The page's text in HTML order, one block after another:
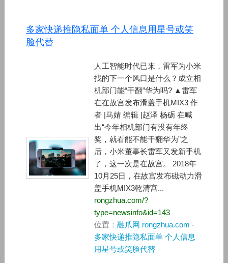
多家快递推隐私面单 个人信息用星号或笑
脸代替
人工智能时代已来，雷军为小米
找的下一个风口是什么？成立相
机部门能“干翻”华为吗? ▲雷军
在在故宫发布滑盖手机MIX3 作
者 |马婧 编辑 |赵泽 杨砺 在喊
出“今年相机部门有没有年终
奖，就看能不能干翻华为”之
后，小米董事长雷军又发新手机
了，这一次是在故宫。 2018年
10月25日，在故宫发布磁动力滑
盖手机MIX3乾清宫...
rongzhua.com/?
type=newsinfo&id=143
位置： 融爪网 rongzhua.com -
多家快递推隐私面单 个人信息
用星号或笑脸代替